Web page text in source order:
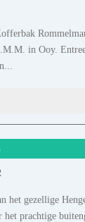
in Ooy.
het gezellige
prachtige